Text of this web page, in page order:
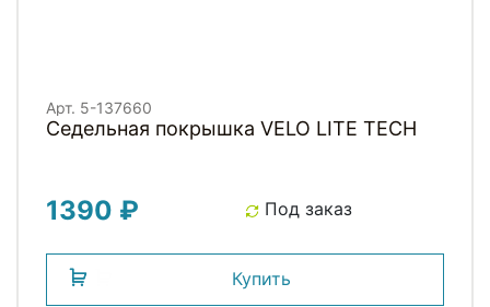
Арт. 5-137660
Седельная покрышка VELO LITE TECH
1390 ₽ Под заказ
Купить